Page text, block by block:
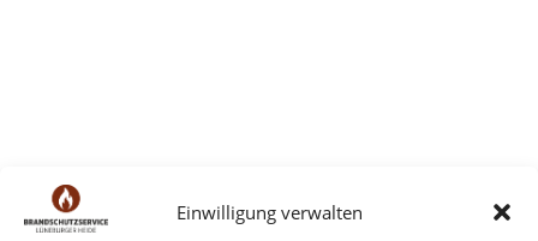
Einwilligung verwalten